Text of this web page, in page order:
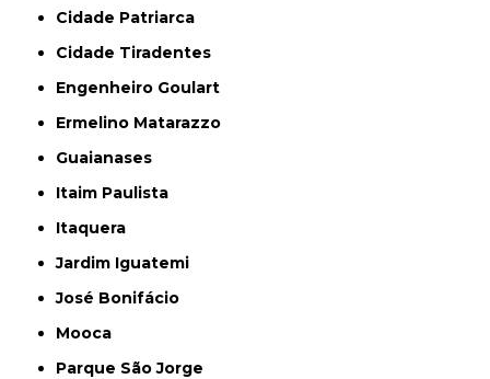
Cidade Patriarca
Cidade Tiradentes
Engenheiro Goulart
Ermelino Matarazzo
Guaianases
Itaim Paulista
Itaquera
Jardim Iguatemi
José Bonifácio
Mooca
Parque São Jorge